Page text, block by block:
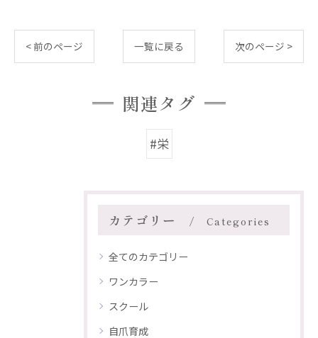
< 前のページ 一覧に戻る 次のページ >
関連タグ
#栄
カテゴリー Categories
全てのカテゴリー
ワンカラー
スクール
自爪育成